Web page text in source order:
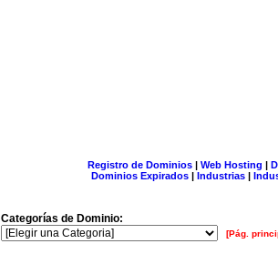
Registro de Dominios| Web Hosting |
Dominios Expirados | Industrias |
Categorías de Dominio:
[Pág.